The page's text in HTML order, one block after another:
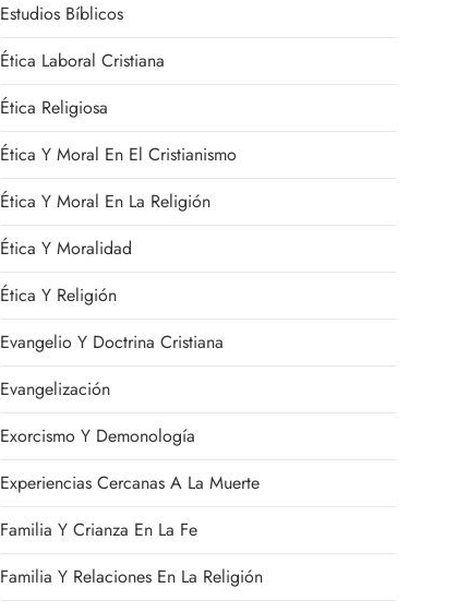
Estudios Bíblicos
Ética Laboral Cristiana
Ética Religiosa
Ética Y Moral En El Cristianismo
Ética Y Moral En La Religión
Ética Y Moralidad
Ética Y Religión
Evangelio Y Doctrina Cristiana
Evangelización
Exorcismo Y Demonología
Experiencias Cercanas A La Muerte
Familia Y Crianza En La Fe
Familia Y Relaciones En La Religión